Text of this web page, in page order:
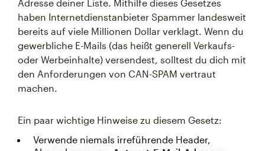
Adresse deiner Liste. Mithilfe dieses Gesetzes
haben Internetdienstanbieter Spammer landesweit
bereits auf viele Millionen Dollar verklagt. Wenn du
gewerbliche E-Mails (das heißt generell Verkaufs-
oder Werbeinhalte) versendest, solltest du dich mit
den Anforderungen von CAN-SPAM vertraut
machen.
Ein paar wichtige Hinweise zu diesem Gesetz:
Verwende niemals irreführende Header,